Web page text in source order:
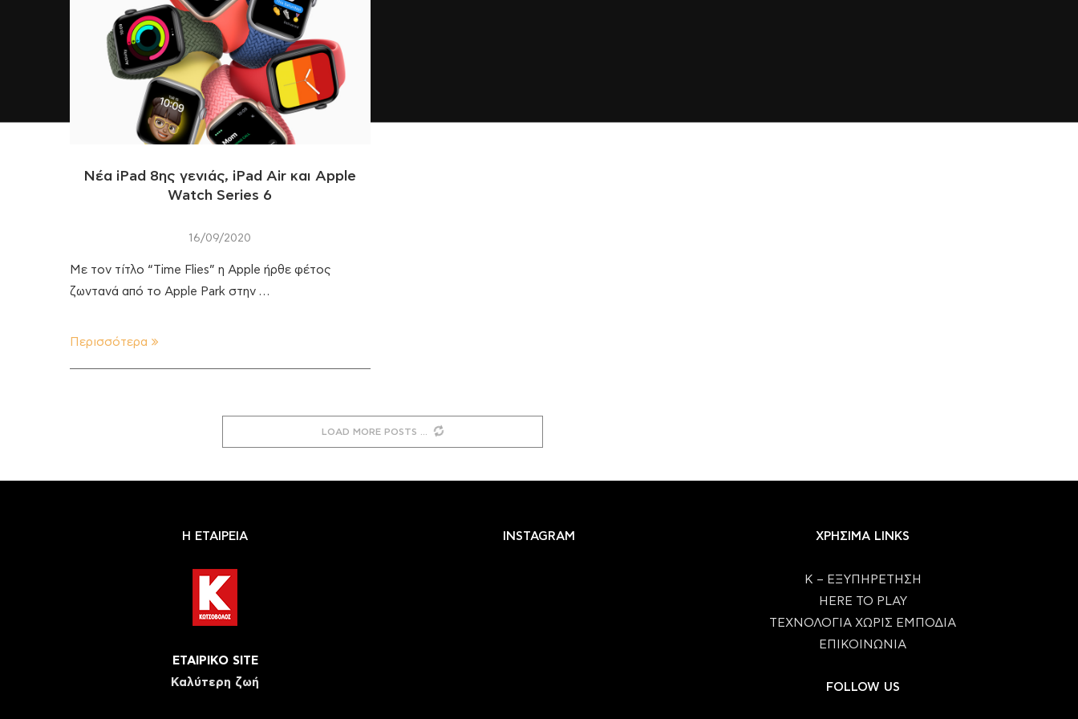
Νέα iPad 8ης γενιάς, iPad Air και Apple
Watch Series 6
16/09/2020
Με τον τίτλο “Time Flies” η Apple ήρθε φέτος
ζωντανά από το Apple Park στην …
Περισσότερα
LOAD MORE POSTS
Η ΕΤΑΙΡΕΙΑ
ΕΤΑΙΡΙΚΟ SITE
Καλύτερη ζωή
INSTAGRAM ΧΡΗΣΙΜΑ LINKS
Κ – ΕΞΥΠΗΡΕΤΗΣΗ
HERE TO PLAY
ΤΕΧΝΟΛΟΓΙΑ ΧΩΡΙΣ ΕΜΠΟΔΙΑ
ΕΠΙΚΟΙΝΩΝΙΑ
FOLLOW US